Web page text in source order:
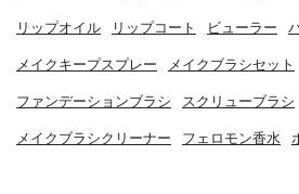
リップオイル リップコート ビューラー
メイクキープスプレー メイクブラシセット
ファンデーションブラシ スクリューブラシ
メイクブラシクリーナー フェロモン香水